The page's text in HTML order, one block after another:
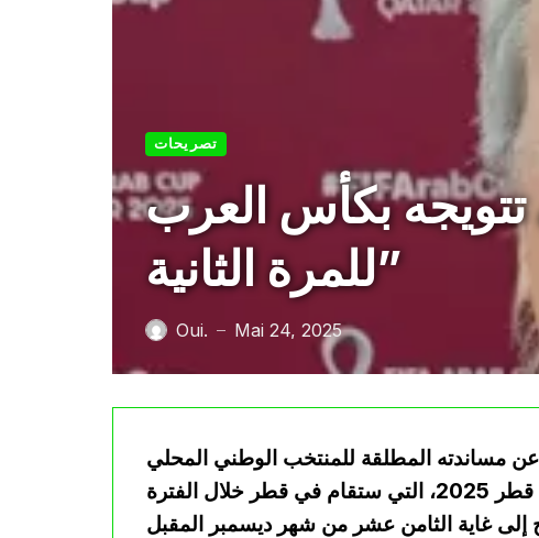
تصريحات
تتويجه بكأس العرب
للمرة الثانية”
Oui. — Mai 24, 2025
عن مساندته المطلقة للمنتخب الوطني المحلي
المقبل على خوض منافسة كأس العرب فيفا قطر 2025، التي ستقام في قطر خلال الفترة